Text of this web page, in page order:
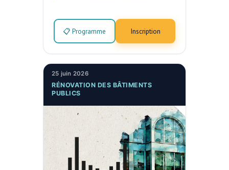
📋 Programme Inscription
25 juin 2026
RÉNOVATION DES BÂTIMENTS
PUBLICS